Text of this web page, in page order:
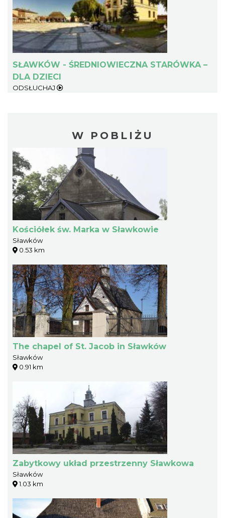
SŁAWKÓW - ŚREDNIOWIECZNA STARÓWKA –
DLA DZIECI
ODSŁUCHAJ
W POBLIŻU
Kościółek św. Marka w Sławkowie
Sławków
0.53 km
The chapel of St. Jacob in Sławków
Sławków
0.91 km
Zabytkowy układ przestrzenny Sławkowa
Sławków
1.03 km